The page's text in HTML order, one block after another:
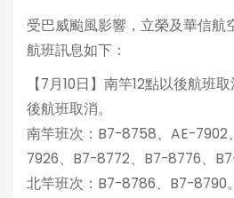
受巴威颱風影響，立榮及華信航
航班訊息如下：
【7月10日】南竿12點以後航班
後航班取消。
南竿班次：B7-8758、AE-7902
7926、B7-8772、B7-8776、
北竿班次：B7-8786、B7-8790。